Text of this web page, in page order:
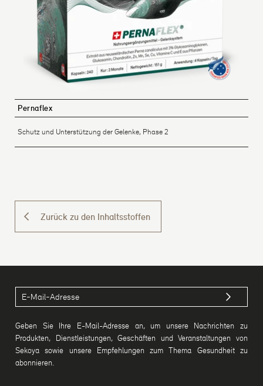
Pernaflex
Schutz und Unterstützung der Gelenke, Phase 2
Zurück zu den Inhaltsstoffen
Geben Sie Ihre E-Mail-Adresse an, um unsere Nachrichten zu
Produkten, Dienstleistungen, Geschäften und Veranstaltungen von
Sekoya sowie unsere Empfehlungen zum Thema Gesundheit zu
abonnieren.